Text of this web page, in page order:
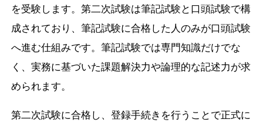
を受験します。第二次試験は筆記試験と口頭試験で構
成されており、筆記試験に合格した人のみが口頭試験
へ進む仕組みです。筆記試験では専門知識だけでな
く、実務に基づいた課題解決力や論理的な記述力が求
められます。
第二次試験に合格し、登録手続きを行うことで正式に